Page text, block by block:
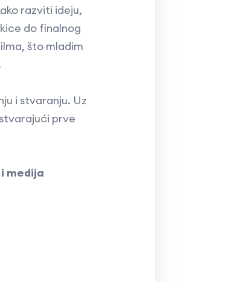
razviti ideju,
do finalnog
što mladim
i stvaranju. Uz
prve
medija